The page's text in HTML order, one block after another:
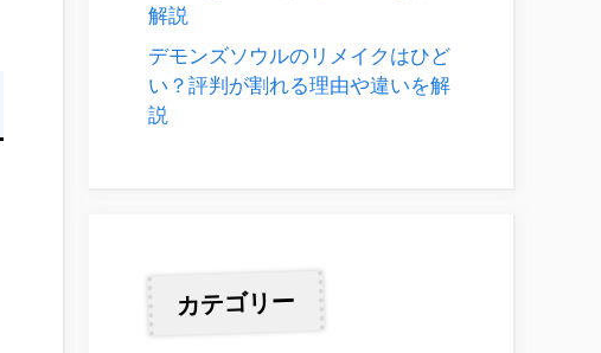
解説
デモンズソウルのリメイクはひど
い？評判が割れる理由や違いを解
説
カテゴリー